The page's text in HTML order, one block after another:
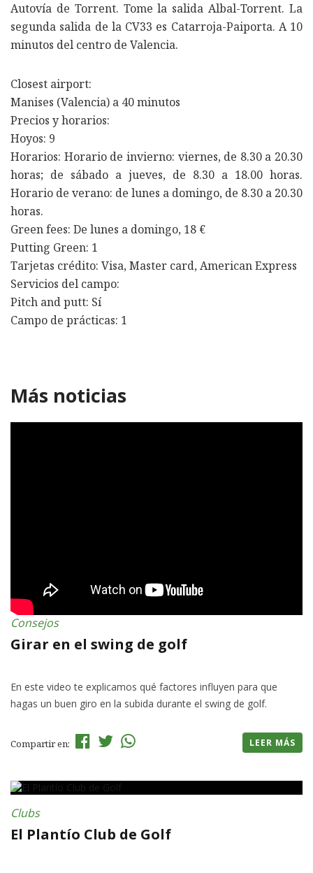
Autovía de Torrent. Tome la salida Albal-Torrent. La
segunda salida de la CV33 es Catarroja-Paiporta. A 10
minutos del centro de Valencia.
Closest airport:
Manises (Valencia) a 40 minutos
Precios y horarios:
Hoyos: 9
Horarios: Horario de invierno: viernes, de 8.30 a 20.30
horas; de sábado a jueves, de 8.30 a 18.00 horas.
Horario de verano: de lunes a domingo, de 8.30 a 20.30
horas.
Green fees: De lunes a domingo, 18 €
Putting Green: 1
Tarjetas crédito: Visa, Master card, American Express
Servicios del campo:
Pitch and putt: Sí
Campo de prácticas: 1
Más noticias
Consejos
Girar en el swing de golf
En este video te explicamos qué factores influyen para que
hagas un buen giro en la subida durante el swing de golf.
Compartir en: LEER MÁS
Clubs
El Plantío Club de Golf